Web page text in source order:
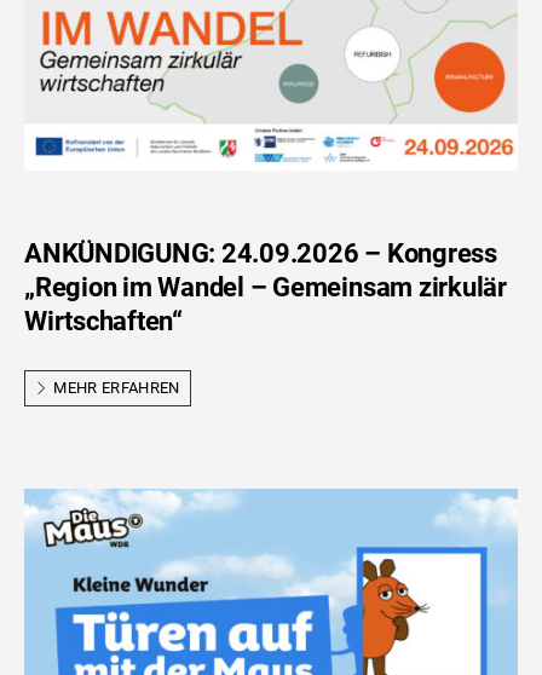
ANKÜNDIGUNG: 24.09.2026 – Kongress
„Region im Wandel – Gemeinsam zirkulär
Wirtschaften“
MEHR ERFAHREN